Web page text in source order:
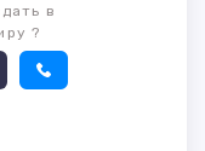
в
?